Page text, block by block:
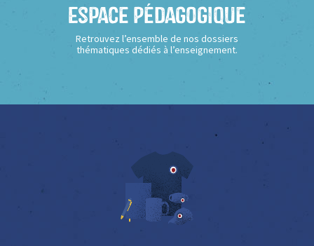
Espace Pédagogique
Retrouvez l’ensemble de nos dossiers
thématiques dédiés à l’enseignement.